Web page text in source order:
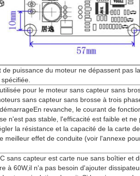
puissance du moteur ne dépassent pas
pour le moteur sans capteur sans
sans capteur sans brosse à trois
revanche, le courant de
n'est pas stable, l'efficacité est faible et ne
la résistance et la capacité de la carte
meilleur effet de conduite (voir l'annexe
sans capteur est carte nue sans boîtier et
à 60W,il n'a pas besoin d'ajouter